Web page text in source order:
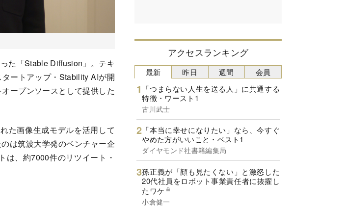
た「Stable Diffusion」。テキ
ートアップ・Stability AIが開
ープンソースとして提供した
た画像生成モデルを活用して
は筑波大学発のベンチャー企
は、約7000件のリツイート・
アクセスランキング
最新
「つまらない人生を送る人」に共通する
特徴・ワースト1
古川武士
「本当に幸せになりたい」なら、今すぐ
やめた方がいいこと・ベスト1
ダイヤモンド社書籍編集局
孫正義が「顔も見たくない」と激怒した
20代社員をロボット事業責任者に抜擢し
たワケ
小倉健一
昨日 週間 会員